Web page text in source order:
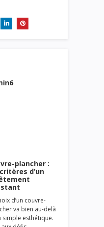
plancher :
d’un
d’un couvre-
va bien au-delà
simple esthétique.